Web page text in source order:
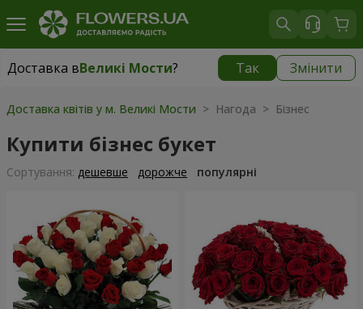
Доставка вВеликі Мости? Так Змінити
Доставка вВеликі Мости|
Доставка квітів у м. Великі Мости > Нагода > Бізнес
Купити бізнес букет
Сортування: дешевше дорожче популярні